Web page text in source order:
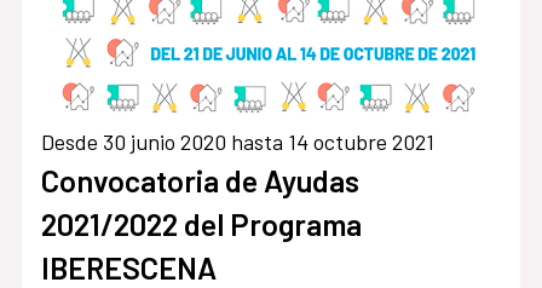
Desde 30 junio 2020 hasta 14 octubre 2021
Convocatoria de Ayudas
2021/2022 del Programa
IBERESCENA